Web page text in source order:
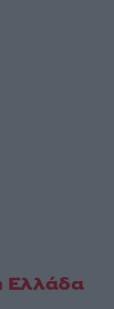
Ελλάδα